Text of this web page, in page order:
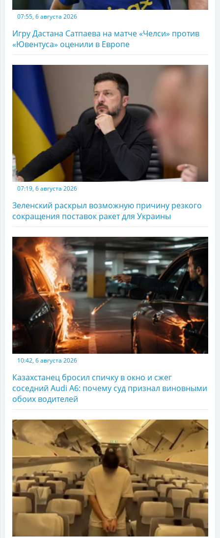
07:55, 6 августа 2026
Игру Дастана Сатпаева на матче «Челси» против
«Ювентуса» оценили в Европе
07:19, 6 августа 2026
Зеленский раскрыл возможную причину резкого
сокращения поставок ракет для Украины
10:42, 6 августа 2026
Казахстанец бросил спичку в окно и сжег
соседний Audi A6: почему суд признал виновными
обоих водителей